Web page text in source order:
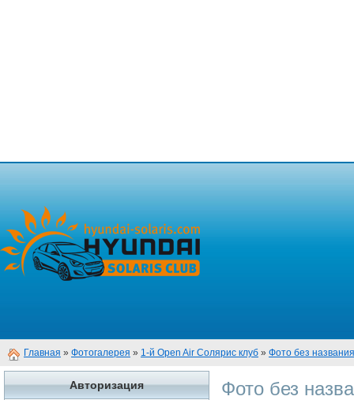
Главная » Фотогалерея » 1-й Open Air Солярис клуб » Фото без названия
Авторизация Фото без